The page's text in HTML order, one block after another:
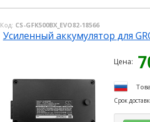
Код: CS-GFK500BX_EVO82-18566
Усиленный аккумулятор для
Цена:
Срок